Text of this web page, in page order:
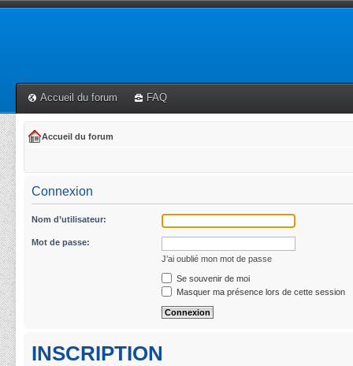
Accueil du forum FAQ
Accueil du forum
Connexion
Nom d’utilisateur:
Mot de passe:
J’ai oublié mon mot de passe
Se souvenir de moi
Masquer ma présence lors de cette session
INSCRIPTION